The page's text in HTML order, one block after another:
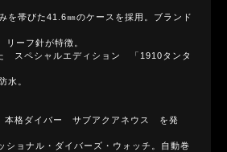
を帯びた41.6㎜のケースを採用。ブランド
リーフ針が特徴。
スペシャルエディション 「1910タンタ
水。
本格ダイバー サブアクアネウス を発
ショナル・ダイバーズ・ウォッチ。自動巻